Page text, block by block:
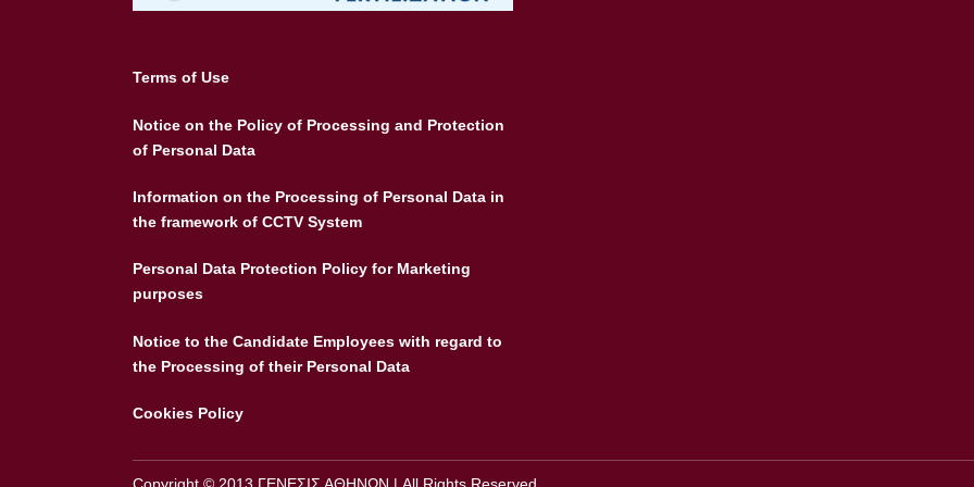
Terms of Use
Notice on the Policy of Processing and Protection
of Personal Data
Information on the Processing of Personal Data in
the framework of CCTV System
Personal Data Protection Policy for Marketing
purposes
Notice to the Candidate Employees with regard to
the Processing of their Personal Data
Cookies Policy